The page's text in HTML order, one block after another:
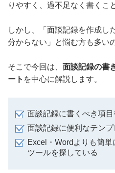
りやすく、過不足なく書くこ
しかし、「面談記録を作成し
分からない」と悩む方も多い
そこで今回は、 面談記録の書
ート を中心に解説します。
面談記録に書くべき項
面談記録に便利なテン
Excel・Wordよりも簡
ツールを探している